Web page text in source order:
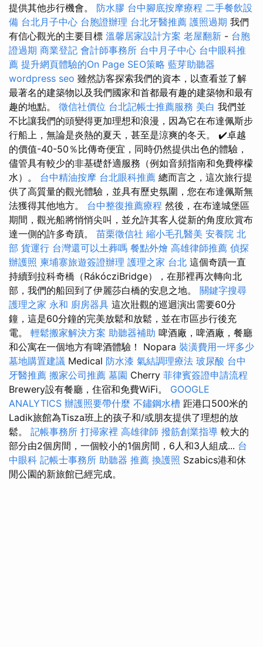
提供其他步行機會。 防水膠 台中腳底按摩療程 二手餐飲設
備 台北月子中心 台胞證辦理 台北牙醫推薦 護照過期 我們
有信心觀光的主要目標 溫馨居家設計方案 老屋翻新 - 台胞
證過期 商業登記 會計師事務所 台中月子中心 台中眼科推
薦 提升網頁體驗的On Page SEO策略 藍芽助聽器
wordpress seo 雖然訪客探索我們的資本，以查看並了解
最著名的建築物以及我們國家和首都最有趣的建築物和最有
趣的地點。 徵信社價位 台北記帳士推薦服務 美白 我們並
不比讓我們的頭變得更加理想和浪漫，因為它在布達佩斯步
行船上，無論是炎熱的夏天，甚至是涼爽的冬天。 ✔️卓越
的價值-40-50％比傳奇便宜，同時仍然提供出色的體驗，
儘管具有較少的非基礎舒適服務（例如音頻指南和免費檸檬
水）。 台中精油按摩 台北眼科推薦 總而言之，這次旅行提
供了高質量的觀光體驗，並具有歷史氛圍，您在布達佩斯無
法獲得其他地方。 台中整復推薦療程 然後，在布達城堡區
期間，觀光船將悄悄尖叫，並允許其客人從新的角度欣賞布
達一側的許多奇蹟。 苗栗徵信社 縮小毛孔醫美 安養院 北
部 貨運行 台灣還可以土葬嗎 餐點外燴 高雄律師推薦 偵探
辦護照 柬埔寨旅遊簽證辦理 護理之家 台北 這個奇蹟一直
持續到拉科奇橋（RákócziBridge），在那裡再次轉向北
部，我們的船回到了伊麗莎白橋的安息之地。 關鍵字搜尋
護理之家 永和 廚房器具 這次壯觀的巡迴演出需要60分
鐘，這是60分鐘的完美放鬆和放鬆，並在市區步行後充
電。 輕鬆搬家解決方案 助聽器補助 啤酒廠，啤酒廠，餐廳
和公寓在一個地方有啤酒體驗！ Nopara 裝潢費用一坪多少
墓地購置建議 Medical 防水漆 氣結調理療法 玻尿酸 台中
牙醫推薦 搬家公司推薦 墓園 Cherry 菲律賓簽證申請流程
Brewery設有餐廳，住宿和免費WiFi。 GOOGLE
ANALYTICS 辦護照要帶什麼 不鏽鋼水槽 距港口500米的
Ladik旅館為Tisza班上的孩子和/或朋友提供了理想的放
鬆。 記帳事務所 打掃家裡 高雄律師 撥筋創業指導 較大的
部分由2個房間，一個較小的1個房間，6人和3人組成... 台
中眼科 記帳士事務所 助聽器 推薦 換護照 Szabics港和休
閒公園的新旅館已經完成。